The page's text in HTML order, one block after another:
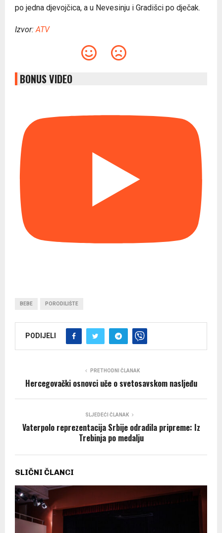
po jedna djevojčica, a u Nevesinju i Gradišci po dječak.
Izvor:ATV
BONUS VIDEO
BEBE PORODILIŠTE
PODIJELI
PRETHODNI ČLANAK
Hercegovački osnovci uče o svetosavskom nasljeđu
SLJEDEĆI ČLANAK
Vaterpolo reprezentacija Srbije odradila pripreme: Iz
Trebinja po medalju
SLIČNI ČLANCI